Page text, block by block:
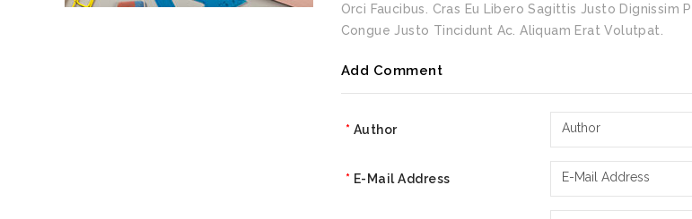
Orci Faucibus. Cras Eu Libero Sagittis Justo
Congue Justo Tincidunt Ac. Aliquam Erat Volutpat.
Add Comment
Author
E-Mail Address